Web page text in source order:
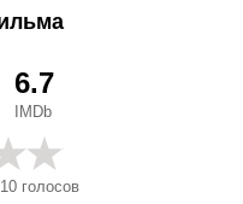
10 голосов
6.7
IMDb